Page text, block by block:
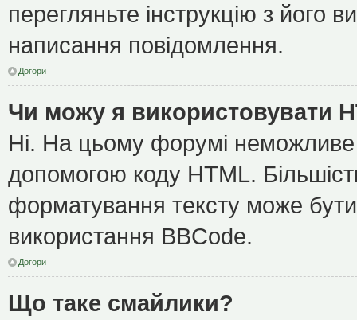
перегляньте інструкцію з його
написання повідомлення.
Догори
Чи можу я використовувати
Ні. На цьому форумі
допомогою коду HTML.
форматування тексту може
використання BBCode.
Догори
Що таке смайлики?